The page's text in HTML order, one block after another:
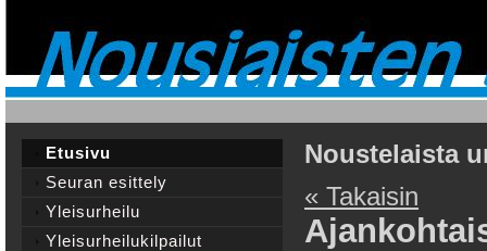
Noustelaista
« Takaisin
Etusivu
Seuran esittely
Yleisurheilu
Yleisurheilukilpailut